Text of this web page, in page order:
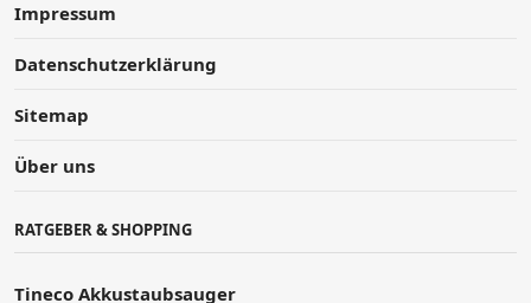
Impressum
Datenschutzerklärung
Sitemap
Über uns
RATGEBER & SHOPPING
Tineco Akkustaubsauger